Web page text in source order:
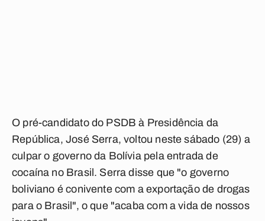
O pré-candidato do PSDB à Presidência da
República, José Serra, voltou neste sábado (29) a
culpar o governo da Bolívia pela entrada de
cocaína no Brasil. Serra disse que "o governo
boliviano é conivente com a exportação de drogas
para o Brasil", o que "acaba com a vida de nossos